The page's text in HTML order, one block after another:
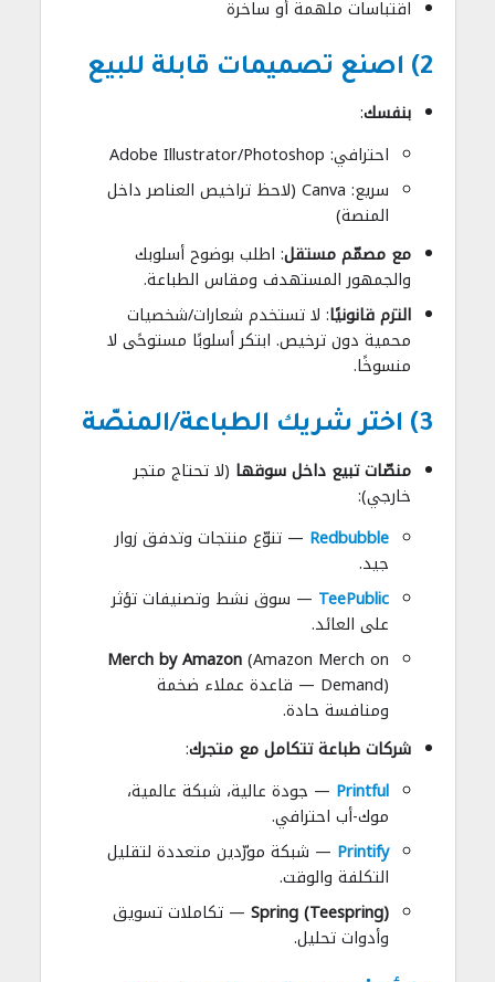
اقتباسات ملهمة أو ساخرة
2) اصنع تصميمات قابلة للبيع
بنفسك:
احترافي: Adobe Illustrator/Photoshop
سريع: Canva (لاحظ تراخيص العناصر داخل
المنصة)
مع مصمّم مستقل: اطلب بوضوح أسلوبك
والجمهور المستهدف ومقاس الطباعة.
التزم قانونيًا: لا تستخدم شعارات/شخصيات
محمية دون ترخيص. ابتكر أسلوبًا مستوحًى لا
منسوخًا.
3) اختر شريك الطباعة/المنصّة
منصّات تبيع داخل سوقها (لا تحتاج متجر
خارجي):
Redbubble — تنوّع منتجات وتدفق زوار
جيد.
TeePublic — سوق نشط وتصنيفات تؤثر
على العائد.
Merch by Amazon(Amazon Merch on
Demand) — قاعدة عملاء ضخمة
ومنافسة حادة.
شركات طباعة تتكامل مع متجرك:
Printful — جودة عالية، شبكة عالمية،
موك-أب احترافي.
Printify
— شبكة مورّدين متعددة لتقليل
التكلفة والوقت.
Spring (Teespring) — تكاملات تسويق
وأدوات تحليل.